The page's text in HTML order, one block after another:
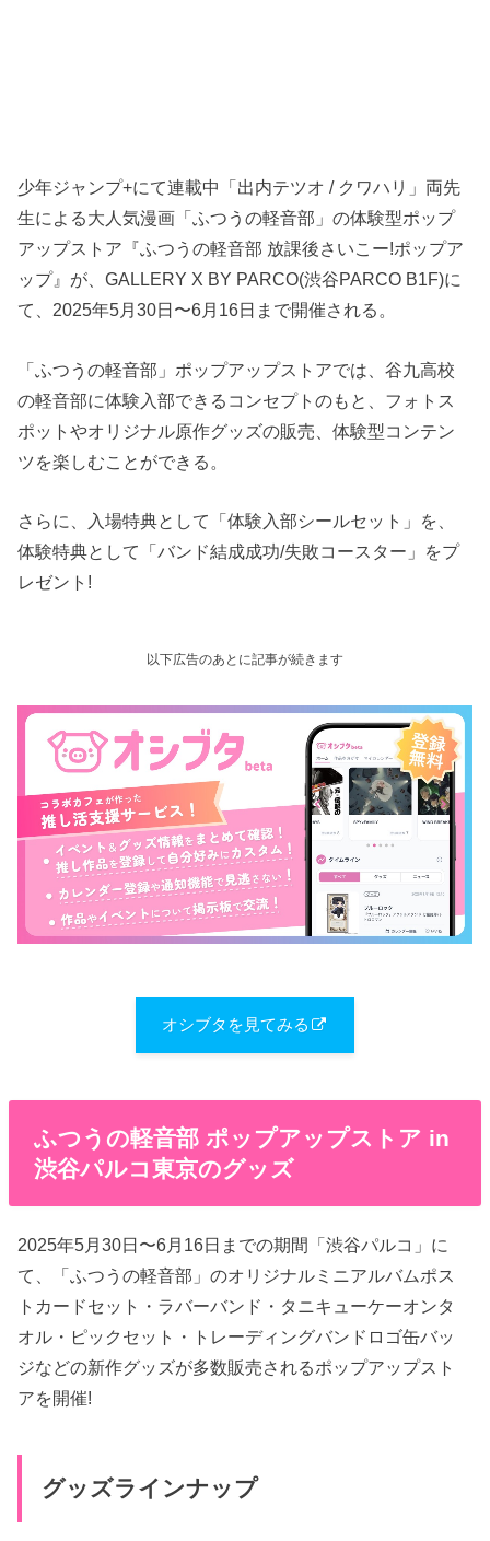
少年ジャンプ+にて連載中「出内テツオ / クワハリ」両先
生による大人気漫画「ふつうの軽音部」の体験型ポップ
アップストア『ふつうの軽音部 放課後さいこー!ポップア
ップ』が、GALLERY X BY PARCO(渋谷PARCO B1F)に
て、2025年5月30日〜6月16日まで開催される。
「ふつうの軽音部」ポップアップストアでは、谷九高校
の軽音部に体験入部できるコンセプトのもと、フォトス
ポットやオリジナル原作グッズの販売、体験型コンテン
ツを楽しむことができる。
さらに、入場特典として「体験入部シールセット」を、
体験特典として「バンド結成成功/失敗コースター」をプ
レゼント!
以下広告のあとに記事が続きます
オシブタを見てみる
ふつうの軽音部 ポップアップストア in
渋谷パルコ東京のグッズ
2025年5月30日〜6月16日までの期間「渋谷パルコ」に
て、「ふつうの軽音部」のオリジナルミニアルバムポス
トカードセット・ラバーバンド・タニキューケーオンタ
オル・ピックセット・トレーディングバンドロゴ缶バッ
ジなどの新作グッズが多数販売されるポップアップスト
アを開催!
グッズラインナップ